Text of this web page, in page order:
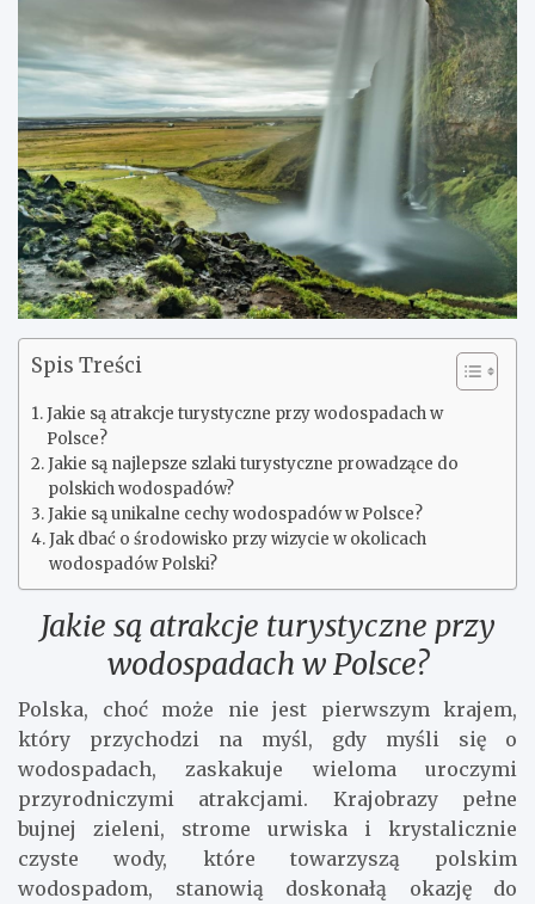
Spis Treści
Jakie są atrakcje turystyczne przy wodospadach w
Polsce?
Jakie są najlepsze szlaki turystyczne prowadzące do
polskich wodospadów?
Jakie są unikalne cechy wodospadów w Polsce?
Jak dbać o środowisko przy wizycie w okolicach
wodospadów Polski?
Jakie są atrakcje turystyczne przy
wodospadach w Polsce?
Polska, choć może nie jest pierwszym krajem,
który przychodzi na myśl, gdy myśli się o
wodospadach, zaskakuje wieloma uroczymi
przyrodniczymi atrakcjami. Krajobrazy pełne
bujnej zieleni, strome urwiska i krystalicznie
czyste wody, które towarzyszą polskim
wodospadom, stanowią doskonałą okazję do